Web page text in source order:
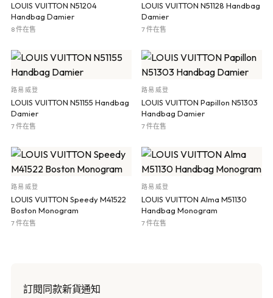
LOUIS VUITTON N51204
Handbag Damier
8 件在售
LOUIS VUITTON N51128 Handbag
Damier
7 件在售
路易威登
LOUIS VUITTON N51155 Handbag
Damier
7 件在售
路易威登
LOUIS VUITTON Papillon N51303
Handbag Damier
7 件在售
路易威登
LOUIS VUITTON Speedy M41522
Boston Monogram
7 件在售
路易威登
LOUIS VUITTON Alma M51130
Handbag Monogram
7 件在售
訂閱同款新貨通知